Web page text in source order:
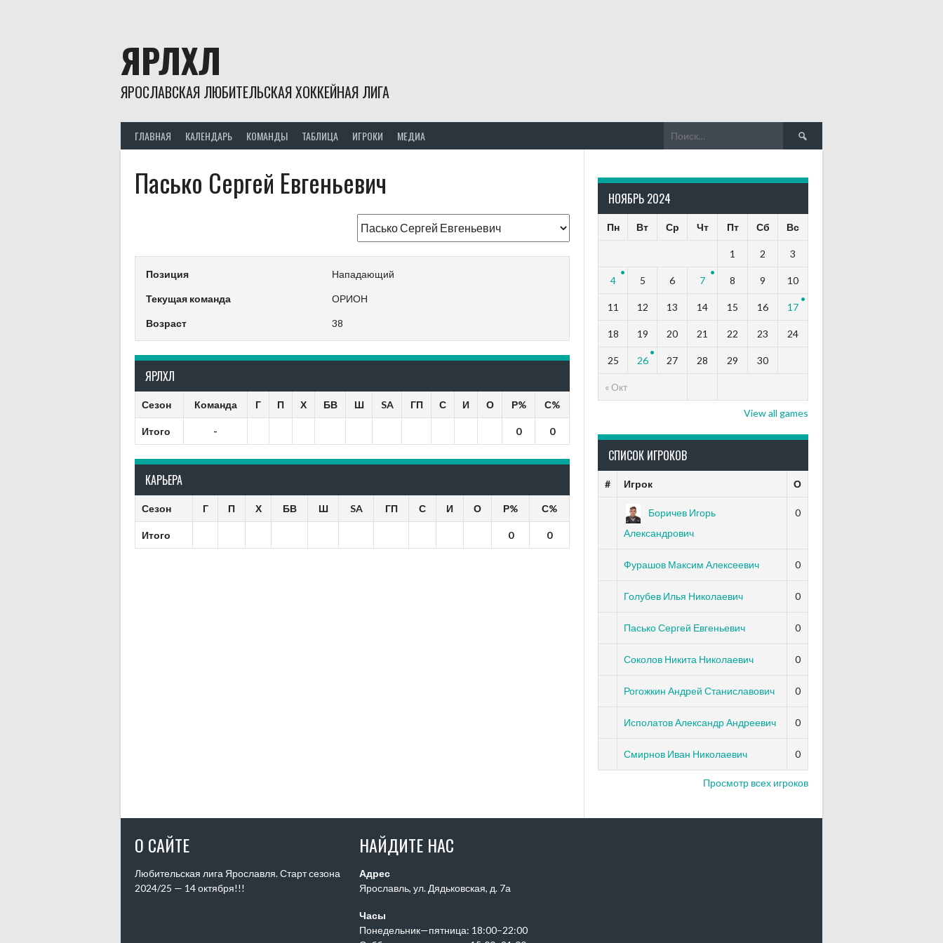
ЯРЛХЛ
ЯРОСЛАВСКАЯ ЛЮБИТЕЛЬСКАЯ ХОККЕЙНАЯ ЛИГА
ГЛАВНАЯ КАЛЕНДАРЬ КОМАНДЫ ТАБЛИЦА ИГРОКИ МЕДИА Найти:
Пасько Сергей Евгеньевич
Позиция Нападающий
Текущая команда ОРИОН
Возраст 38
ЯРЛХЛ
Сезон Команда Г П Х БВ Ш SA ГП С И О Р% С%
Итого - 0 0
КАРЬЕРА
Сезон Г П Х БВ Ш SA ГП С И О Р% С%
Итого 0 0
НОЯБРЬ 2024
Пн Вт Ср Чт Пт Сб Вс
« Окт
1 2 3
4 5 6 7 8 9 10
11 12 13 14 15 16 17
18 19 20 21 22 23 24
25 26 27 28 29 30
View all games
СПИСОК ИГРОКОВ
# Игрок О
Боричев Игорь
Александрович
0
Фурашов Максим Алексеевич 0
Голубев Илья Николаевич 0
Пасько Сергей Евгеньевич 0
Соколов Никита Николаевич 0
Рогожкин Андрей Станиславович 0
Исполатов Александр Андреевич 0
Смирнов Иван Николаевич 0
Просмотр всех игроков
О САЙТЕ
Любительская лига Ярославля. Старт сезона
2024/25 — 14 октября!!!
НАЙДИТЕ НАС
Адрес
Ярославль, ул. Дядьковская, д. 7а
Часы
Понедельник—пятница: 18:00–22:00